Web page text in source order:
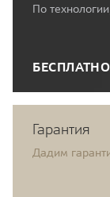
По
БЕСПЛАТНО
Гарантия
Дадим